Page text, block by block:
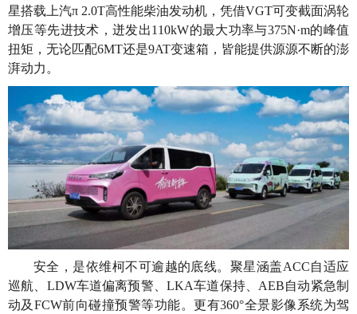
星搭载上汽π 2.0T高性能柴油发动机，凭借VGT可变截面涡轮
增压等先进技术，迸发出110kW的最大功率与375N·m的峰值
扭矩，无论匹配6MT还是9AT变速箱，皆能提供源源不断的澎
湃动力。
安全，是依维柯不可逾越的底线。聚星涵盖ACC自适应
巡航、LDW车道偏离预警、LKA车道保持、AEB自动紧急制
动及FCW前向碰撞预警等功能。更有360°全景影像系统为驾